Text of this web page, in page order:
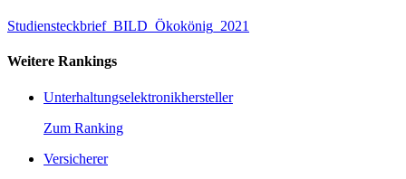
Studiensteckbrief_BILD_Ökokönig_2021
Weitere Rankings
Unterhaltungselektronikhersteller
Zum Ranking
Versicherer